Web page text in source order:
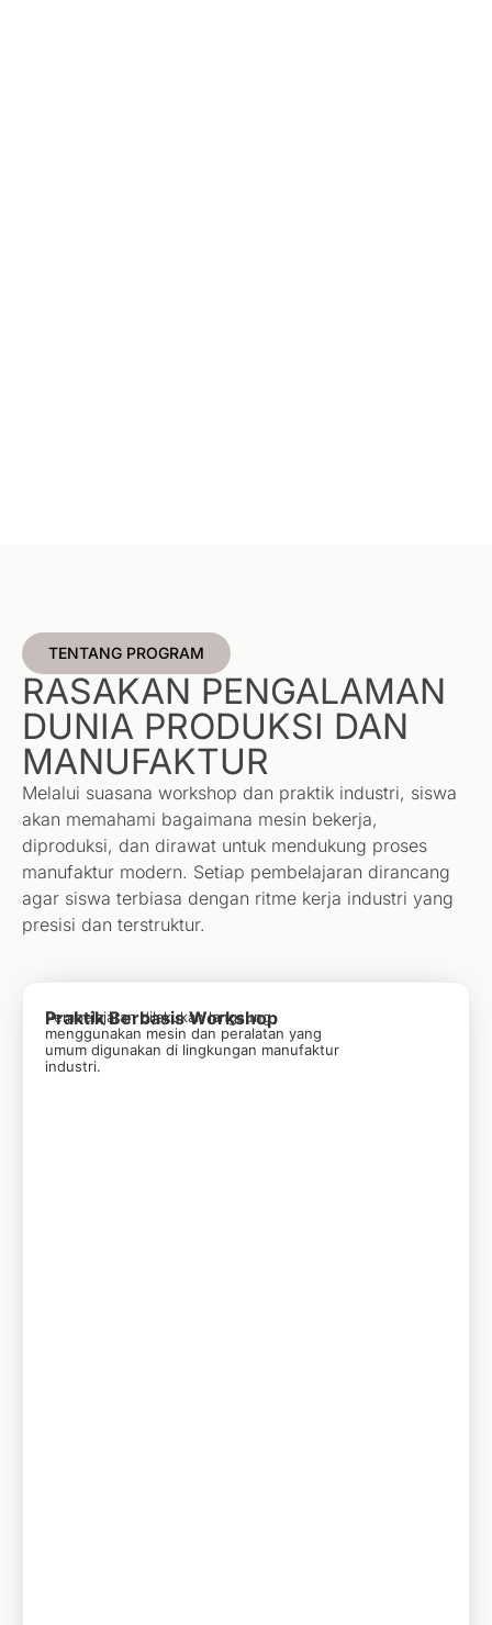
TENTANG PROGRAM
RASAKAN PENGALAMAN
DUNIA PRODUKSI DAN
MANUFAKTUR
Melalui suasana workshop dan praktik industri, siswa
akan memahami bagaimana mesin bekerja,
diproduksi, dan dirawat untuk mendukung proses
manufaktur modern. Setiap pembelajaran dirancang
agar siswa terbiasa dengan ritme kerja industri yang
presisi dan terstruktur.
Praktik Berbasis Workshop
Pembelajaran dilakukan langsung
menggunakan mesin dan peralatan yang
umum digunakan di lingkungan manufaktur
industri.